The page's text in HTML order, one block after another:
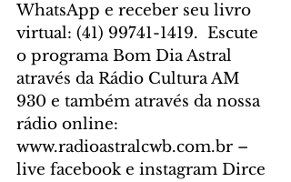
WhatsApp e receber seu livro
virtual: (41) 99741-1419.  Escute
o programa Bom Dia Astral
através da Rádio Cultura AM
930 e também através da nossa
rádio online:
www.radioastralcwb.com.br –
live facebook e instagram Dirce